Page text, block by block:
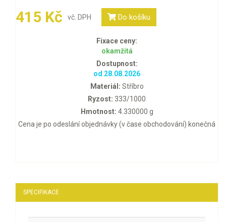
415 Kč vč. DPH Do košíku
Fixace ceny:
okamžitá
Dostupnost:
od 28.08.2026
Materiál: Stříbro
Ryzost: 333/1000
Hmotnost: 4.330000 g
Cena je po odeslání objednávky (v čase obchodování) konečná
SPECIFIKACE